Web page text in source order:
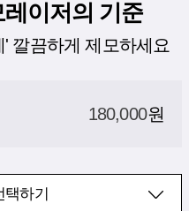
이저의 기준
깔끔하게 제모하세요
180,000원
택하기